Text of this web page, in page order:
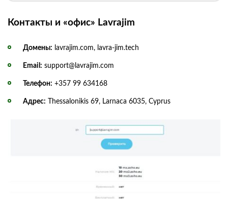
Контакты и «офис» Lavrajim
Домены: lavrajim.com, lavra‑jim.tech
Email: support@lavrajim.com
Телефон: +357 99 634168
Адрес: Thessalonikis 69, Larnaca 6035, Cyprus